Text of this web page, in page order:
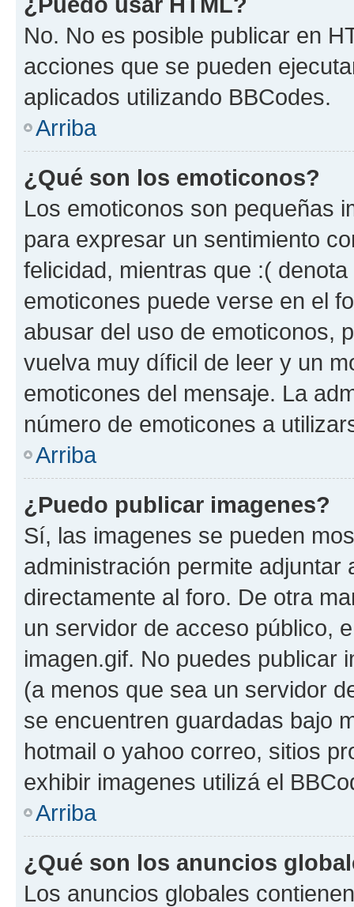
No. No es posible publicar en
acciones que se pueden
aplicados utilizando BBCodes.
Arriba
¿Qué son los emoticonos?
Los emoticonos son pequeñas
para expresar un sentimiento
felicidad, mientras que :(
emoticones puede verse en el
abusar del uso de emoticonos,
vuelva muy díficil de leer y un
emoticones del mensaje. La
número de emoticones a
Arriba
¿Puedo publicar imagenes?
Sí, las imagenes se pueden
administración permite
directamente al foro. De otra
un servidor de acceso público,
imagen.gif. No puedes publicar
(a menos que sea un servidor
se encuentren guardadas bajo
hotmail o yahoo correo, sitios
exhibir imagenes utilizá el
Arriba
¿Qué son los anuncios
Los anuncios globales